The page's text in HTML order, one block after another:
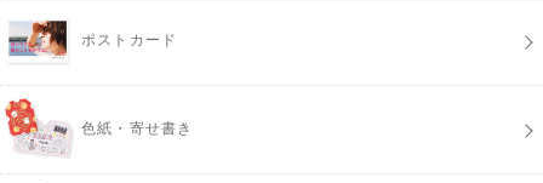
ポストカード
色紙・寄せ書き